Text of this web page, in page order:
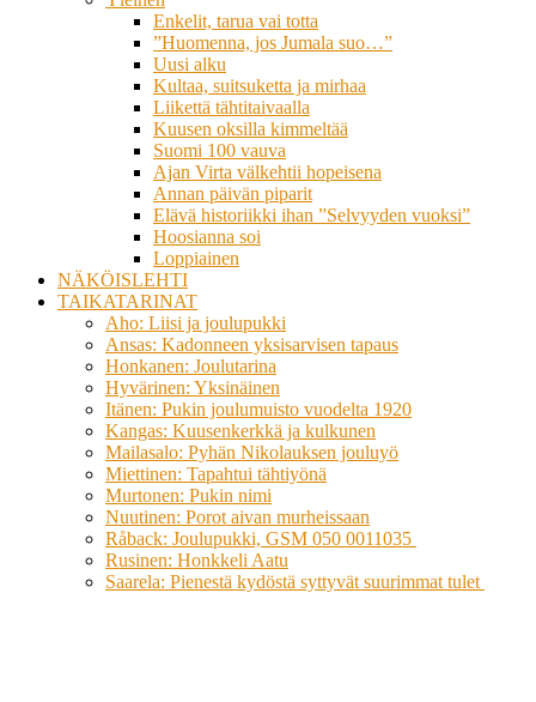
Enkelit, tarua vai totta
”Huomenna, jos Jumala suo…”
Uusi alku
Kultaa, suitsuketta ja mirhaa
Liikettä tähtitaivaalla
Kuusen oksilla kimmeltää
Suomi 100 vauva
Ajan Virta välkehtii hopeisena
Annan päivän piparit
Elävä historiikki ihan ”Selvyyden vuoksi”
Hoosianna soi
Loppiainen
NÄKÖISLEHTI
TAIKATARINAT
Aho: Liisi ja joulupukki
Ansas: Kadonneen yksisarvisen tapaus
Honkanen: Joulutarina
Hyvärinen: Yksinäinen
Itänen: Pukin joulumuisto vuodelta 1920
Kangas: Kuusenkerkkä ja kulkunen
Mailasalo: Pyhän Nikolauksen jouluyö
Miettinen: Tapahtui tähtiyönä
Murtonen: Pukin nimi
Nuutinen: Porot aivan murheissaan
Råback: Joulupukki, GSM 050 0011035
Rusinen: Honkkeli Aatu
Saarela: Pienestä kydöstä syttyvät suurimmat tulet